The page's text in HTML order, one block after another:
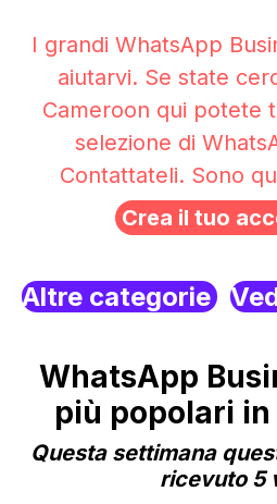
I grandi WhatsApp
aiutarvi. Se state
Cameroon qui potete
selezione di
Contattateli. Sono
Crea il tuo
Altre categorie
WhatsApp
più popolari in
Questa settimana
ricevuto 5